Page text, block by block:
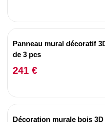
Panneau mural décoratif
de 3 pcs
241 €
Décoration murale bois